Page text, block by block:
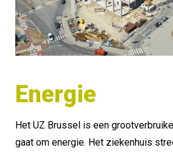
Energie
Het UZ Brussel is een
gaat om energie. Het ziekenhuis